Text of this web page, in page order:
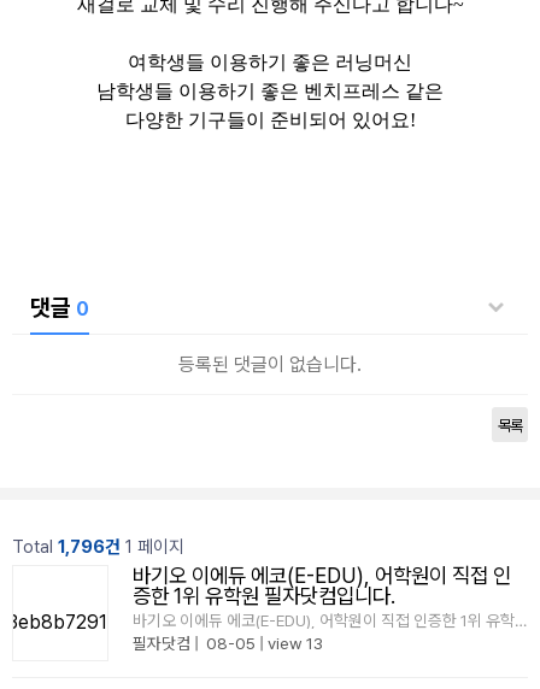
여학생들 이용하기 좋은 러닝머신
남학생들 이용하기 좋은 벤치프레스 같은
다양한 기구들이 준비되어 있어요!
댓글 0
등록된 댓글이 없습니다.
목록
Total 1,796건 1 페이지
바기오 이에듀 에코(E-EDU), 어학원이 직접 인
증한 1위 유학원 필자닷컴입니다.
바기오 이에듀 에코(E-EDU), 어학원이 직접 인증한 1위 유학
원 필자닷컴입니다.바기오 이에듀 어학원이 직접 공식 1위 인
증한유학원은 바로 필자닷컴입니다."1위"는 스스로 정하는 것
필자닷컴 08-05 view 13